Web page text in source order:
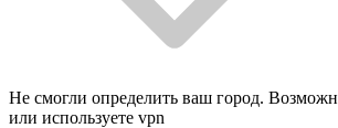
Не смогли определить ваш город.
или используете vpn